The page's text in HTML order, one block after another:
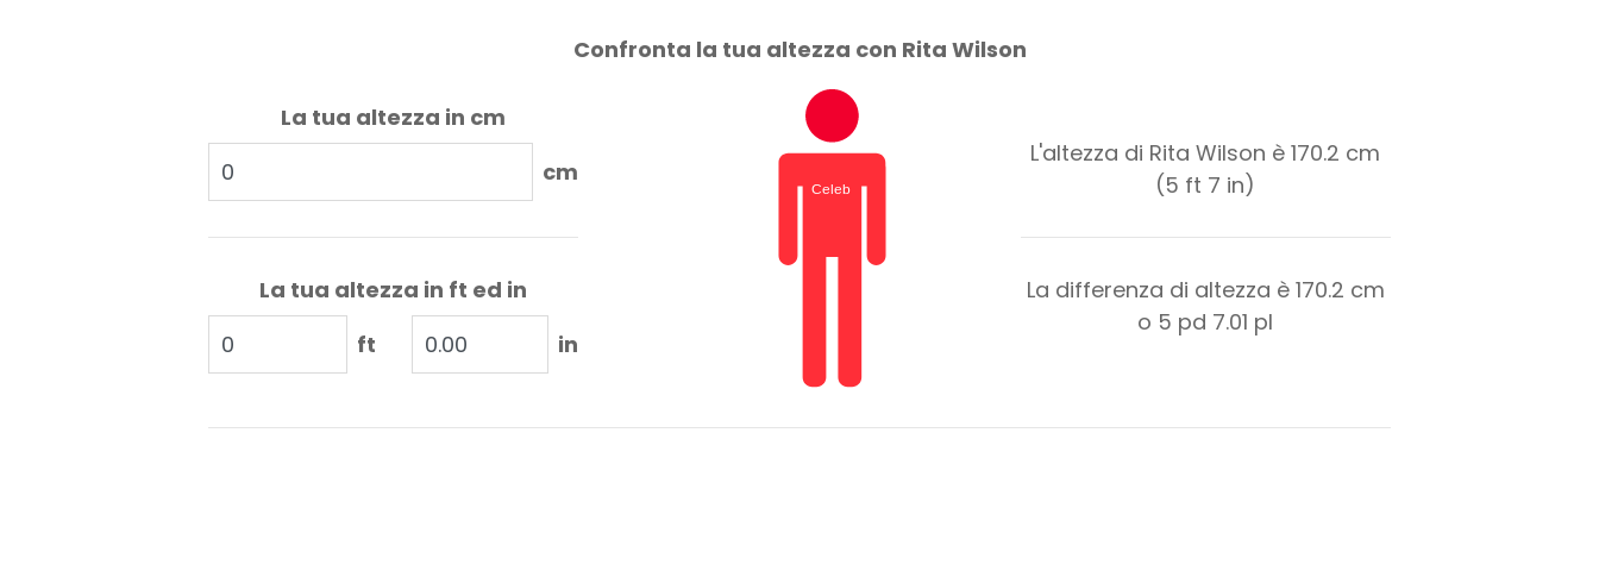
Confronta la tua altezza con Rita Wilson
La tua altezza in cm
cm
La tua altezza in ft ed in
ft
in
L'altezza di Rita Wilson è 170.2 cm
(5 ft 7 in)
La differenza di altezza è 170.2 cm
o 5 pd 7.01 pl